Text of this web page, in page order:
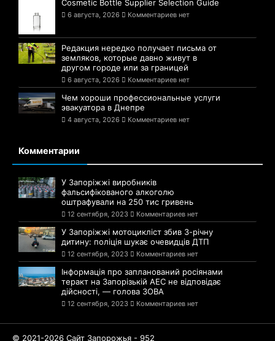
Cosmetic Bottle Supplier Selection Guide
6 августа, 2026 Комментариев нет
Редакция нередко получает письма от
земляков, которые давно живут в
другом городе или за границей
6 августа, 2026 Комментариев нет
Чем хороши профессиональные услуги
эвакуатора в Днепре
4 августа, 2026 Комментариев нет
Комментарии
У Запоріжжі виробників
фальсифікованого алкоголю
оштрафували на 250 тис гривень
12 сентября, 2023 Комментариев нет
У Запоріжжі мотоцикліст збив 3-річну
дитину: поліція шукає очевидців ДТП
12 сентября, 2023 Комментариев нет
Інформація про запланований росіянами
теракт на Запорізькій АЕС не відповідає
дійсності, — голова ЗОВА
12 сентября, 2023 Комментариев нет
© 2021-2026 Сайт Запорожья - 952